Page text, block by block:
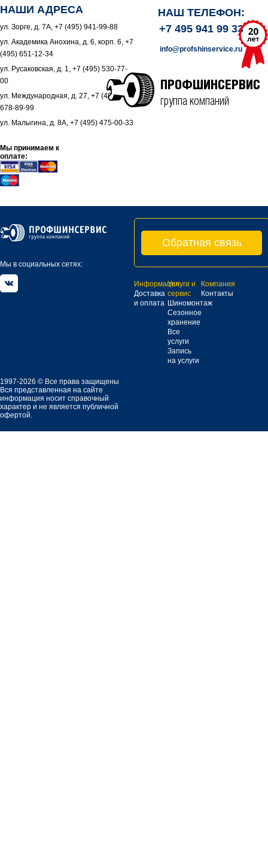
НАШИ АДРЕСА
ул. Зорге, д. 7А, +7 (495) 941-99-88
ул. Академика Анохина, д. 6, корп. 6, +7
(495) 651-12-34
ул. Русаковская, д. 1, +7 (495) 530-77-
00
ул. Международная, д. 27, +7 (495)
678-89-99
ул. Малыгина, д. 8А, +7 (495) 475-00-33
Мы принимаем к
оплате:
НАШ ТЕЛЕФОН:
+7 495 941 99 33
info@profshinservice.ru
ПРОФШИНСЕРВИС
группа компаний
Мы в социальных сетях:
Обратная связь
Информация
Доставка
и оплата
Услуги и
сервис
Шиномонтаж
Сезонное
хранение
Все
услуги
Запись
на услуги
Компания
Контакты
1997-2026 © Все права защищены
Вся представленная на сайте
информация носит справочный
характер и не является публичной
офертой.